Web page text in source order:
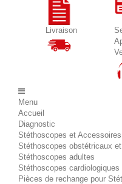
Livraison
Menu
Accueil
Diagnostic
Stéthoscopes et Accessoires
Stéthoscopes obstétricaux
Stéthoscopes adultes
Stéthoscopes cardiologiques
Pièces de rechange pour